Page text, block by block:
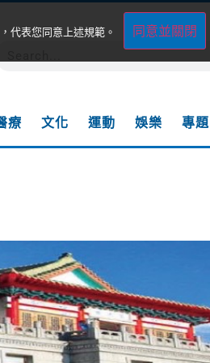
療 文化 運動 娛樂 專題
代表您同意上述規範。 同意並關閉